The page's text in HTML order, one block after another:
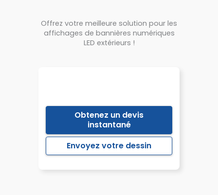
Offrez votre meilleure solution pour les
affichages de bannières numériques
LED extérieurs !
Obtenez un devis
instantané
Envoyez votre dessin